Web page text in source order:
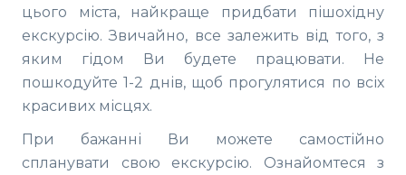
цього міста, найкраще придбати пішохідну
екскурсію. Звичайно, все залежить від того, з
яким гідом Ви будете працювати. Не
пошкодуйте 1-2 днів, щоб прогулятися по всіх
красивих місцях.
При бажанні Ви можете самостійно
спланувати свою екскурсію. Ознайомтеся з